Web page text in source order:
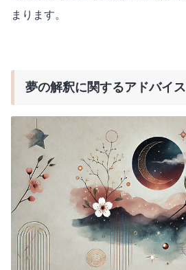
まります。
夢の解釈に関するアドバイス